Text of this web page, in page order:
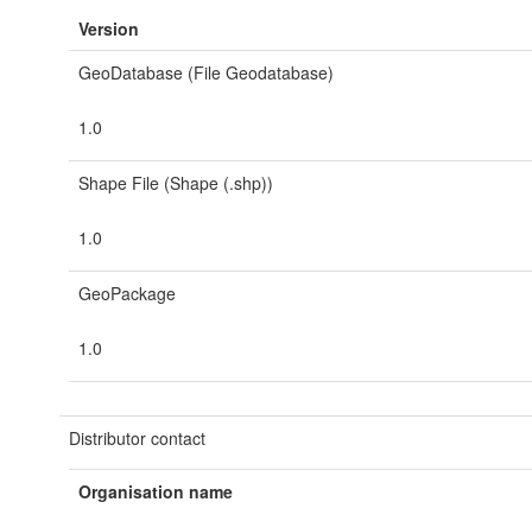
Version
GeoDatabase (File Geodatabase)
1.0
Shape File (Shape (.shp))
1.0
GeoPackage
1.0
Distributor contact
Organisation name